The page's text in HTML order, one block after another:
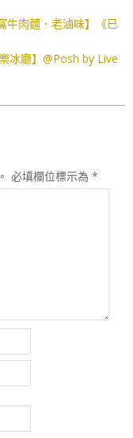
牛肉麵．老滷味】《已
冰廳】@Posh by Live
必填欄位標示為 *